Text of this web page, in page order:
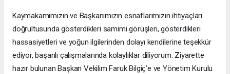
Kaymakamımızın ve Başkanımızın esnaflarımızın ihtiyaçları
doğrultusunda gösterdikleri samimi görüşleri, gösterdikleri
hassasiyetleri ve yoğun ilgilerinden dolayı kendilerine teşekkür
ediyor, başarılı çalışmalarında kolaylıklar diliyorum. Ziyarette
hazır bulunan Başkan Vekilim Faruk Bilgiç’e ve Yönetim Kurulu